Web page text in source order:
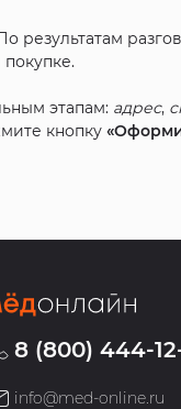
результатам
этапам: адрес,
кнопку
8 (800) 444-
info@med-online.ru